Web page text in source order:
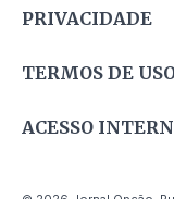
PRIVACIDADE
TERMOS DE
ACESSO